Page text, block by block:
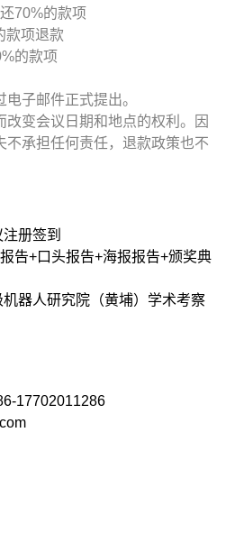
70%的款项
款项退款
的款项
子邮件正式提出。
改变会议日期和地点的权利。因
不承担任何责任，退款政策也不
册签到
告+口头报告+海报报告+颁奖典
器人研究院（黄埔）学术考察
17702011286